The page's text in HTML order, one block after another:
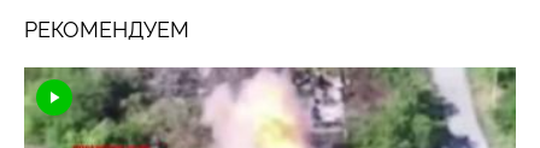
РЕКОМЕНДУЕМ